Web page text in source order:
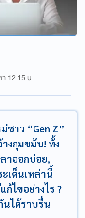
12:15 น.
ชาว “Gen Z”
งกุมขมับ! ทั้ง
าออกบ่อย,
เด็นเหล่านี้
ก้ไขอย่างไร ?
นได้ราบรื่น